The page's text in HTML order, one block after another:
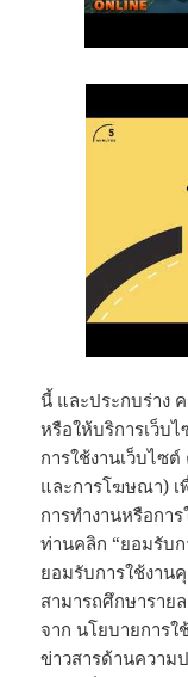
นี้ และประกบร่าง
หรือให้บริการเว็บ
การใช้งานเว็บไซ
และการโฆษณา) เ
การทำงานหรือกา
ท่านคลิก “ยอมรับ
ยอมรับการใช้งาน
สามารถศึกษาราย
จาก นโยบายการ
ข่าวสารด้านความ